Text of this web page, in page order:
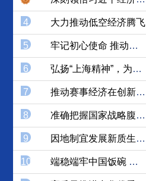
4 大力推动低空经济腾飞
5 牢记初心使命 推动上合组织...
6 弘扬“上海精神”，为构建人...
7 推动赛事经济在创新中不断深...
8 准确把握国家战略腹地的科学...
9 因地制宜发展新质生产力 更...
10 端稳端牢中国饭碗 筑牢粮食...